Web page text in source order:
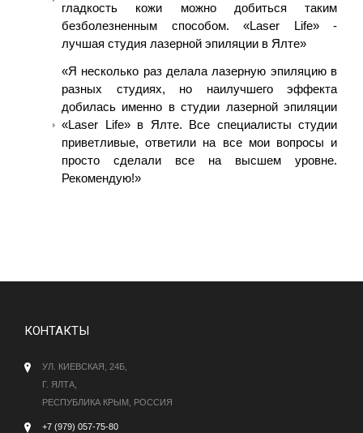
гладкость кожи можно добиться таким
безболезненным способом. «Laser Life» -
лучшая студия лазерной эпиляции в Ялте»
«Я несколько раз делала лазерную эпиляцию в
разных студиях, но наилучшего эффекта
добилась именно в студии лазерной эпиляции
«Laser Life» в Ялте. Все специалисты студии
приветливые, ответили на все мои вопросы и
просто сделали все на высшем уровне.
Рекомендую!»
КОНТАКТЫ
УЛ. КИЕВСКАЯ, 24Б,
Г. ЯЛТА,
РЕСПУБЛИКА КРЫМ, РОССИЯ
+7 (979) 057-75-80